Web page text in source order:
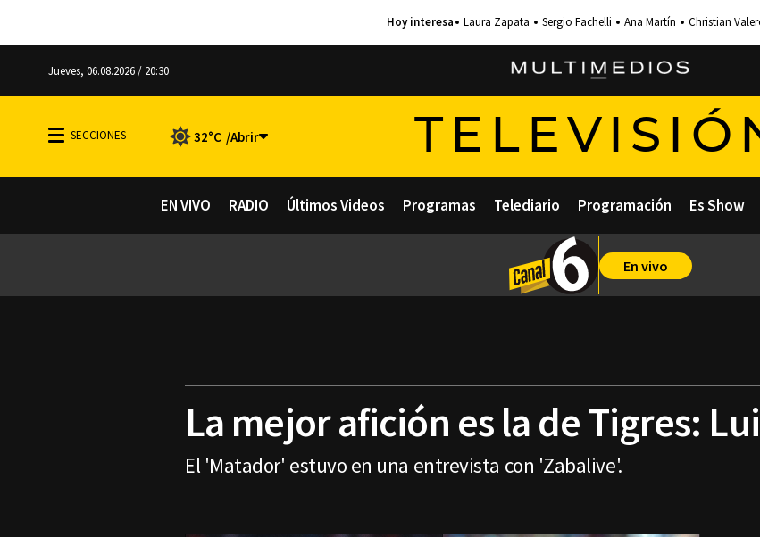
Laura Zapata Sergio Fachelli Ana Martín Christian
Jueves, 06.08.2026 / 20:30
32°C
EN VIVO RADIO Últimos Videos Programas Telediario Programación Es Show
En vivo
La mejor afición es la de Tigres:
El 'Matador' estuvo en una entrevista con 'Zabalive'.